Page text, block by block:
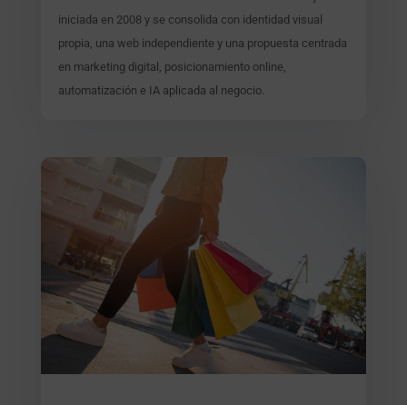
iniciada en 2008 y se consolida con identidad visual
propia, una web independiente y una propuesta centrada
en marketing digital, posicionamiento online,
automatización e IA aplicada al negocio.